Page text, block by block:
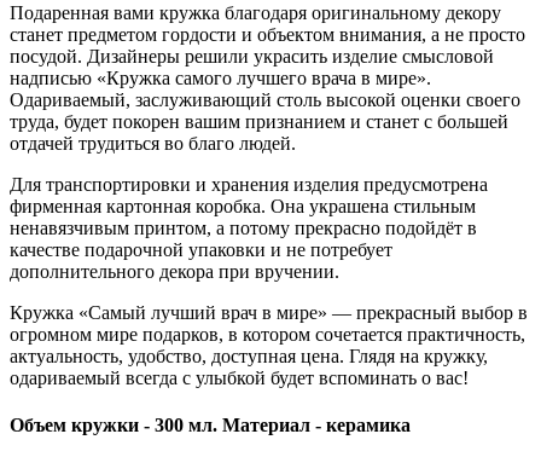
Подаренная вами кружка благодаря оригинальному декору
станет предметом гордости и объектом внимания, а не просто
посудой. Дизайнеры решили украсить изделие смысловой
надписью «Кружка самого лучшего врача в мире».
Одариваемый, заслуживающий столь высокой оценки своего
труда, будет покорен вашим признанием и станет с большей
отдачей трудиться во благо людей.
Для транспортировки и хранения изделия предусмотрена
фирменная картонная коробка. Она украшена стильным
ненавязчивым принтом, а потому прекрасно подойдёт в
качестве подарочной упаковки и не потребует
дополнительного декора при вручении.
Кружка «Самый лучший врач в мире» — прекрасный выбор в
огромном мире подарков, в котором сочетается практичность,
актуальность, удобство, доступная цена. Глядя на кружку,
одариваемый всегда с улыбкой будет вспоминать о вас!
Объем кружки - 300 мл. Материал - керамика